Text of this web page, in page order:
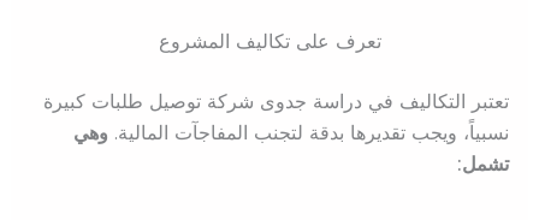
تعرف على تكاليف المشروع
تعتبر التكاليف في دراسة جدوى شركة توصيل طلبات كبيرة
نسبياً، ويجب تقديرها بدقة لتجنب المفاجآت المالية. وهي
تشمل: